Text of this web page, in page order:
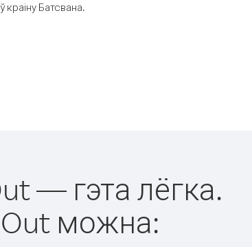
Батсвана.
— гэта лёгка.
Out можна: